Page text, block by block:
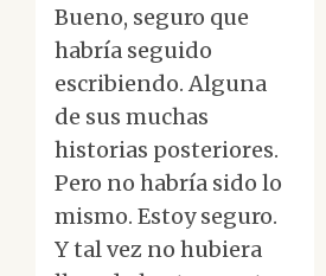
Bueno, seguro que
habría seguido
escribiendo. Alguna
de sus muchas
historias posteriores.
Pero no habría sido lo
mismo. Estoy seguro.
Y tal vez no hubiera